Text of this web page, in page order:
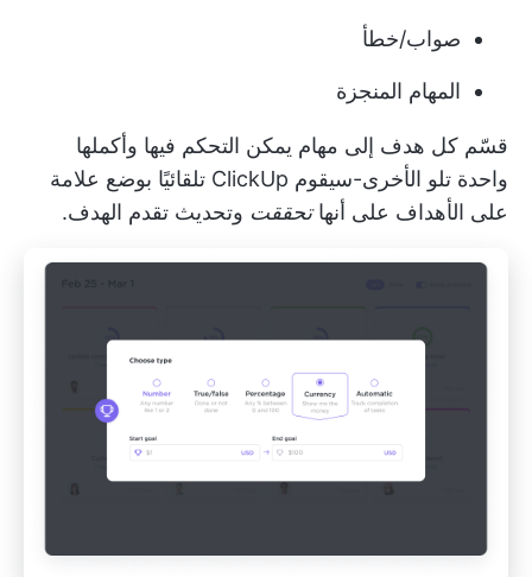
صواب/خطأ
المهام المنجزة
قسّم كل هدف إلى مهام يمكن التحكم فيها وأكملها
واحدة تلو الأخرى-سيقوم ClickUp تلقائيًا بوضع علامة
على الأهداف على أنهاتحققت وتحديث تقدم الهدف.